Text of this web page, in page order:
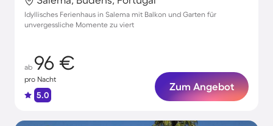
Idyllisches Ferienhaus in Salema mit Balkon und Garten für
unvergessliche Momente zu viert
ab 96 €
pro Nacht
5.0
Zum Angebot